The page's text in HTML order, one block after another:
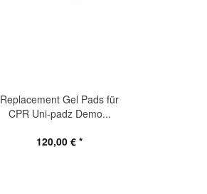
Replacement Gel Pads für
CPR Uni-padz Demo...
120,00 € *